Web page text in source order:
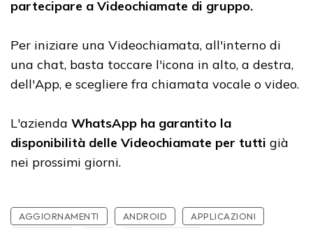
partecipare a Videochiamate di gruppo.
Per iniziare una Videochiamata, all'interno di
una chat, basta toccare l'icona in alto, a destra,
dell'App, e scegliere fra chiamata vocale o video.
L'azienda WhatsApp ha garantito la
disponibilità delle Videochiamate per tutti già
nei prossimi giorni.
AGGIORNAMENTI ANDROID
APPLICAZIONI